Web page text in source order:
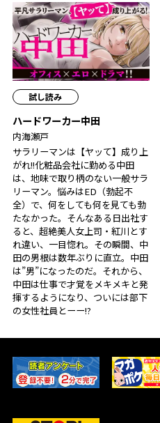
試し読み
ハードワーカー中田
内海瀬戸
サラリーマンは【ヤッて】成り上
がれ!!化粧品会社に勤める中田
は、地味で取り柄のない一般サラ
リーマン。悩みはED（勃起不
全）で、何をしても何を見ても勃
たなかった。そんなある日出社す
ると、超絶美人女上司・紅川とす
れ違い、一目惚れ。その瞬間、中
田の男根は数年ぶりに直立。中田
は”男”になったのだ。それから、
中田は仕事で才覚をメキメキと発
揮するようになり、ついには部下
の女性社員とーー!?